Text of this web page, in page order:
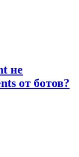
не
от ботов?